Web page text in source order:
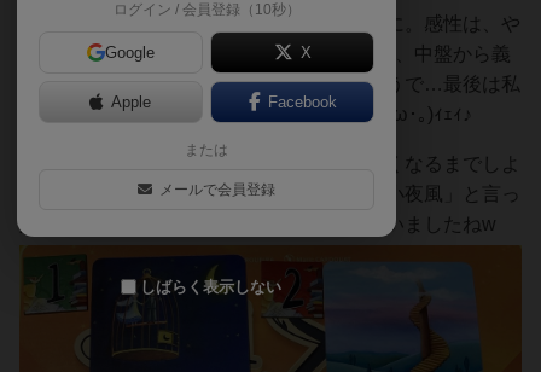
最初は姉と私が飛び出し、義弟が遅れる形に。感性は、や
はり姉妹の方が共感しやすいですね♪しかし、中盤から義
弟が姉妹の考え方を読めるようになったようで…最後は私
と一騎打ちに！1点差で私が勝ちましたv(｡･ω･｡)ｨｪｨ♪
ですが、戦いは続きます！？姉が山札が無くなるまでしよ
うと言いまして…。途中で語り部・姉が「小夜風」と言っ
た時は、「はぁっ？」と思わず言ってしまいましたねw
ログイン / 会員登録（10秒）
Google X
Apple Facebook
または
メールで会員登録
しばらく表示しない